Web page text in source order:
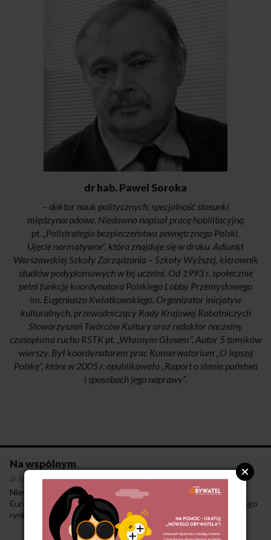
dr hab. Pawel Soroka
– doktor nauk politycznych, specjalność stosunki
międzynarodowe. Niedawno napisał pracę habilitacyjną
pt. „Polistrategia bezpieczeństwa zewnętrznego Polski.
Ujęcie normatywne”, która znajduje się w druku. Adiunkt
Warszawskiej Szkoły Zarządzania – Szkoły Wyższej, kierownik
studiów podyplomowych w tej uczelni. Od 1993 r. społecznie
pełni funkcję koordynatora Polskiego Lobby Przemysłowego
im. Eugeniusza Kwiatkowskiego. Organizator inicjatyw
kulturalnych, przewodniczący Rady Krajowej Robotniczych
Stowarzyszeń Twórców Kultury oraz redaktor naczelny
czasopisma ruchu RSTK pt. „Własnym Głosem”. Autor 5 tomików
wierszy. Był koordynatorem prac Konserwatorium „O lepszą
Polskę”, które w 2005 r. opublikowało „Raport o stanie państwa
i sposobach jego naprawy”.
Na wspólnym
dr hab. Pawel Soroka·30-4-2014
Niewątpliwie największym pozytywem integracji Polski z Unią
Europejską jest włączenie do wielkiego, wspólnego europejskiego
rynku. To szansa dla znacznej części polskich przedsiębiorstw –
i coraz więcej z nich tę szansę wykorzystuje. Wystarczy wspomnieć
o naszym przemyśle rolno-spożywczym, zwłaszcza mleczarskim